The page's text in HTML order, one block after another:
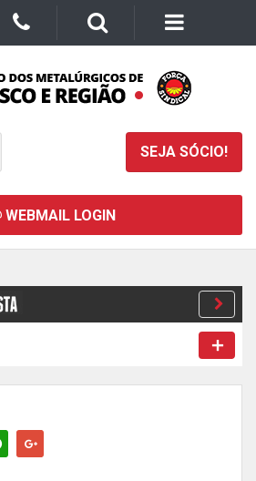
SEJA SÓCIO!
WEBMAIL LOGIN